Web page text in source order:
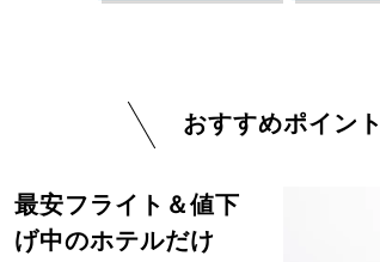
おすすめポイント
最安フライト＆値下
げ中のホテルだけ